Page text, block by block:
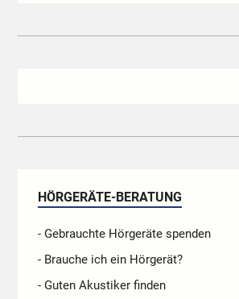
HÖRGERÄTE-BERATUNG
- Gebrauchte Hörgeräte spenden
- Brauche ich ein Hörgerät?
- Guten Akustiker finden